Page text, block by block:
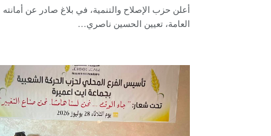
أعلن حزب الإصلاح والتنمية، في بلاغ صادر عن أمانته
العامة، تعيين الحسين ناصري…